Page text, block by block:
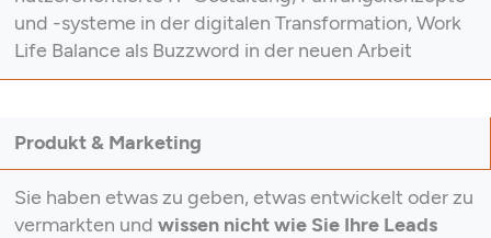
und -systeme in der digitalen Transformation, Work
Life Balance als Buzzword in der neuen Arbeit
Produkt & Marketing
Sie haben etwas zu geben, etwas entwickelt oder zu
vermarkten und wissen nicht wie Sie Ihre Leads